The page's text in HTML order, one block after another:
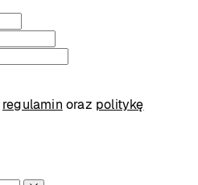
regulamin oraz politykę